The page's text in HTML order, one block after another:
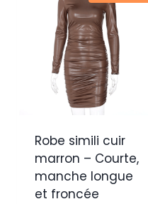
Robe simili cuir
marron – Courte,
manche longue
et froncée